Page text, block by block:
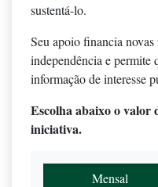
sustentá-lo.
Seu apoio financia novas
independência e permite
informação de interesse
Escolha abaixo o valor
iniciativa.
Mensal